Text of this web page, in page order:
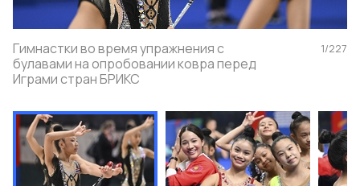
Гимнастки во время упражнения с
булавами на опробовании ковра перед
Играми стран БРИКС
1/227